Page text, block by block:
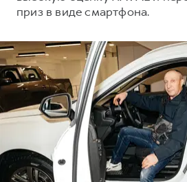
Коллекция PRO
Коллекция Базовая
Коллекция Детская
Коллекция PRO
Коллекция Детская
приз в виде смартфона.